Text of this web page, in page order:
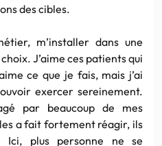
des cibles.
m’installer dans une
J’aime ces patients qui
ce que je fais, mais j’ai
exercer sereinement.
par beaucoup de mes
a fait fortement réagir, ils
Ici, plus personne ne se